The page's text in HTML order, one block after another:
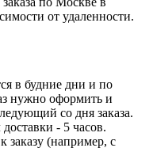
от удаленности.
в будние дни и по
нужно оформить и
со дня заказа.
- 5 часов.
заказу (например, с